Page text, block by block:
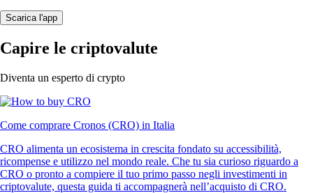
Scarica l'app
Capire le criptovalute
Diventa un esperto di crypto
Come comprare Cronos (CRO) in Italia
CRO alimenta un ecosistema in crescita fondato su accessibilità,
ricompense e utilizzo nel mondo reale. Che tu sia curioso riguardo a
CRO o pronto a compiere il tuo primo passo negli investimenti in
criptovalute, questa guida ti accompagnerà nell’acquisto di CRO.